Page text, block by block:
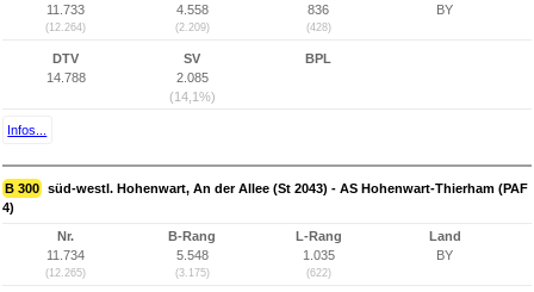
11.733
(12.264)
4.558
(2.209)
836
(428)
BY
DTV
14.788
SV
2.085
(14,1%)
BPL
Infos...
B 300 süd-westl. Hohenwart, An der Allee (St 2043) - AS Hohenwart-Thierham (PAF
4)
Nr.
11.734
(12.265)
B-Rang
5.548
(3.175)
L-Rang
1.035
(622)
Land
BY